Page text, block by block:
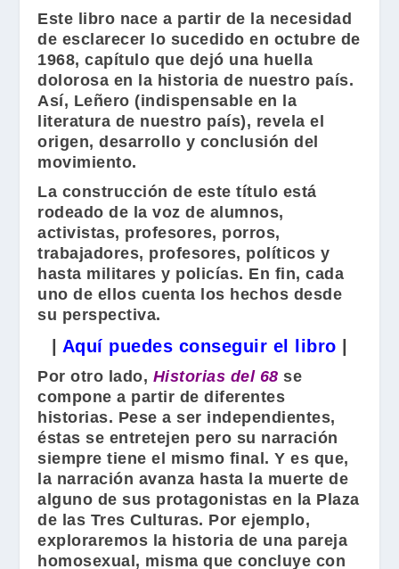
Este libro nace a partir de la necesidad
de esclarecer lo sucedido en octubre de
1968, capítulo que dejó una huella
dolorosa en la historia de nuestro país.
Así, Leñero (indispensable en la
literatura de nuestro país), revela el
origen, desarrollo y conclusión del
movimiento.
La construcción de este título está
rodeado de la voz de alumnos,
activistas, profesores, porros,
trabajadores, profesores, políticos y
hasta militares y policías. En fin, cada
uno de ellos cuenta los hechos desde
su perspectiva.
Aquí puedes conseguir el libro
Por otro lado, Historias del 68 se
compone a partir de diferentes
historias. Pese a ser independientes,
éstas se entretejen pero su narración
siempre tiene el mismo final. Y es que,
la narración avanza hasta la muerte de
alguno de sus protagonistas en la Plaza
de las Tres Culturas. Por ejemplo,
exploraremos la historia de una pareja
homosexual, misma que concluye con